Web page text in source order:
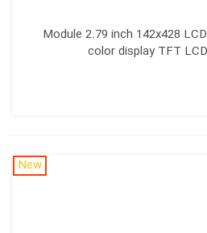
Module 2.79 inch 142x428
color display TFT
New